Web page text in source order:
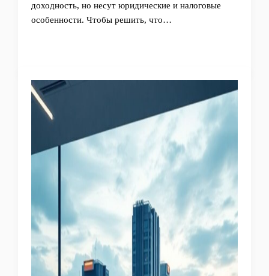
доходность, но несут юридические и налоговые
особенности. Чтобы решить, что…